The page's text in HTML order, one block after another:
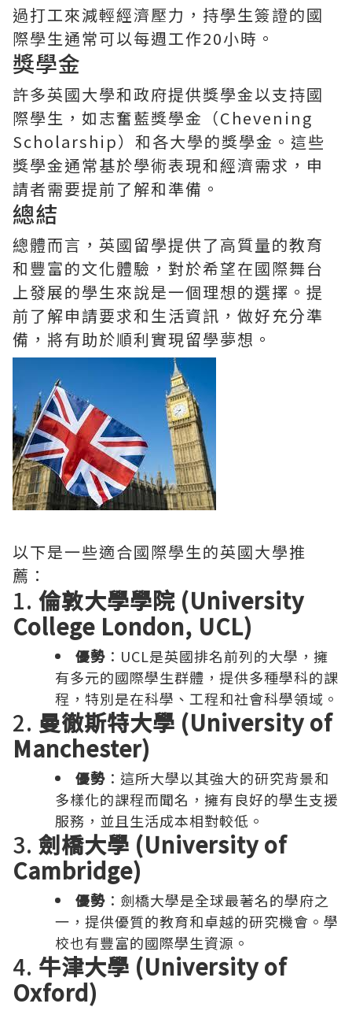
過打工來減輕經濟壓力，持學生簽證的國
際學生通常可以每週工作20小時。
獎學金
許多英國大學和政府提供獎學金以支持國
際學生，如志奮藍獎學金（Chevening
Scholarship）和各大學的獎學金。這些
獎學金通常基於學術表現和經濟需求，申
請者需要提前了解和準備。
總結
總體而言，英國留學提供了高質量的教育
和豐富的文化體驗，對於希望在國際舞台
上發展的學生來說是一個理想的選擇。提
前了解申請要求和生活資訊，做好充分準
備，將有助於順利實現留學夢想。
以下是一些適合國際學生的英國大學推
薦：
1. 倫敦大學學院 (University
College London, UCL)
優勢 ：UCL是英國排名前列的大學，擁
有多元的國際學生群體，提供多種學科的課
程，特別是在科學、工程和社會科學領域。
2. 曼徹斯特大學 (University of
Manchester)
優勢 ：這所大學以其強大的研究背景和
多樣化的課程而聞名，擁有良好的學生支援
服務，並且生活成本相對較低。
3. 劍橋大學 (University of
Cambridge)
優勢 ：劍橋大學是全球最著名的學府之
一，提供優質的教育和卓越的研究機會。學
校也有豐富的國際學生資源。
4. 牛津大學 (University of
Oxford)